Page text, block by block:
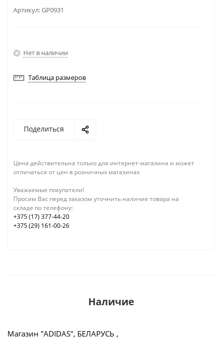
Артикул:GP0931
Нет в наличии
Таблица размеров
Поделиться
Цена действительна только для интернет-магазина и может
отличаться от цен в розничных магазинах
Уважаемые покупатели!
Просим Вас перед заказом уточнить наличие товара на
складе по телефону:
+375 (17) 377-44-20
+375 (29) 161-00-26
Наличие
Магазин "ADIDAS", БЕЛАРУСЬ ,